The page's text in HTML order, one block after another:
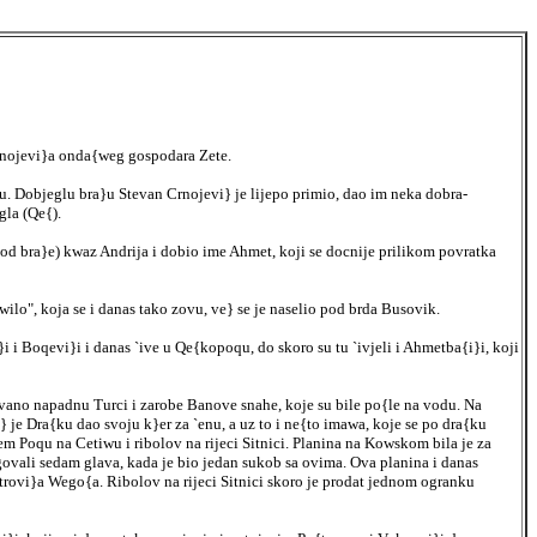
onda{weg gospodara Zete.
Dobjeglu bra}u Stevan Crnojevi} je lijepo primio, dao im neka dobra-
(Qe{).
bra}e) kwaz Andrija i dobio ime Ahmet, koji se docnije prilikom povratka
koja se i danas tako zovu, ve} se je naselio pod brda Busovik.
Boqevi}i i danas `ive u Qe{kopoqu, do skoro su tu `ivjeli i Ahmetba{i}i, koji
napadnu Turci i zarobe Banove snahe, koje su bile po{le na vodu. Na
Dra{ku dao svoju k}er za `enu, a uz to i ne{to imawa, koje se po dra{ku
Poqu na Cetiwu i ribolov na rijeci Sitnici. Planina na Kowskom bila je za
sedam glava, kada je bio jedan sukob sa ovima. Ova planina i danas
Wego{a. Ribolov na rijeci Sitnici skoro je prodat jednom ogranku